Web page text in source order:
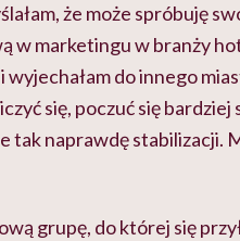
że może spróbuję
w marketingu w branży
do innego
się, poczuć się
tak naprawdę stabilizacji.
grupę, do której się